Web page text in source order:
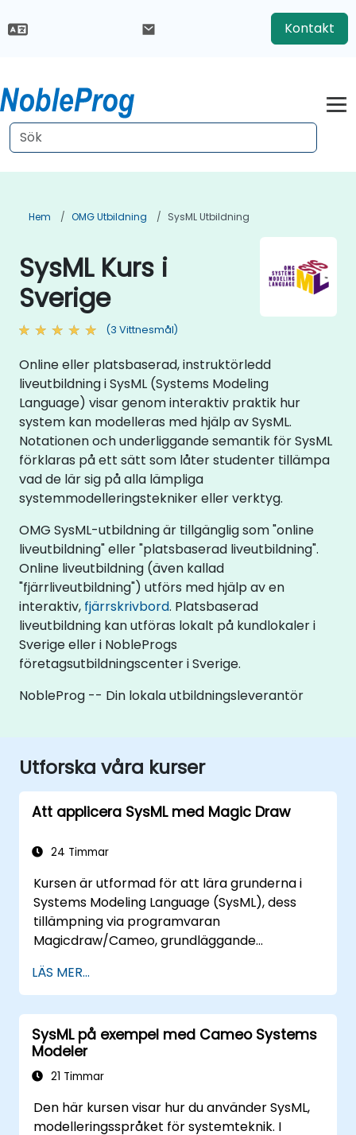
Kontakt
Hem OMG Utbildning SysML Utbildning
SysML Kurs i
Sverige
(3 Vittnesmål)
Online eller platsbaserad, instruktörledd
liveutbildning i SysML (Systems Modeling
Language) visar genom interaktiv praktik hur
system kan modelleras med hjälp av SysML.
Notationen och underliggande semantik för SysML
förklaras på ett sätt som låter studenter tillämpa
vad de lär sig på alla lämpliga
systemmodelleringstekniker eller verktyg.
OMG SysML-utbildning är tillgänglig som "online
liveutbildning" eller "platsbaserad liveutbildning".
Online liveutbildning (även kallad
"fjärrliveutbildning") utförs med hjälp av en
interaktiv, fjärrskrivbord. Platsbaserad
liveutbildning kan utföras lokalt på kundlokaler i
Sverige eller i NobleProgs
företagsutbildningscenter i Sverige.
NobleProg -- Din lokala utbildningsleverantör
Utforska våra kurser
Att applicera SysML med Magic Draw
24 Timmar
Kursen är utformad för att lära grunderna i
Systems Modeling Language (SysML), dess
tillämpning via programvaran
Magicdraw/Cameo, grundläggande
systemingenjörstekniker (MBSE) och bästa
praxis inom MBSE.
LÄS MER...
SysML på exempel med Cameo Systems
Modeler
21 Timmar
Den här kursen visar hur du använder SysML,
modelleringsspråket för systemteknik. I